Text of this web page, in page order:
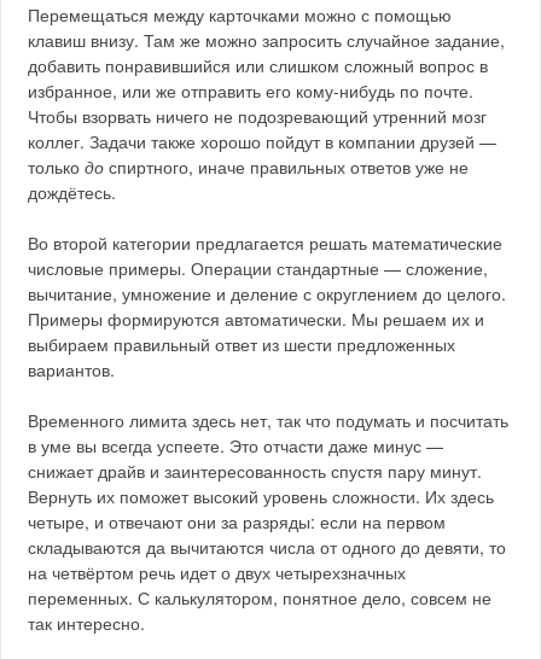
Перемещаться между карточками можно с помощью
клавиш внизу. Там же можно запросить случайное задание,
добавить понравившийся или слишком сложный вопрос в
избранное, или же отправить его кому-нибудь по почте.
Чтобы взорвать ничего не подозревающий утренний мозг
коллег. Задачи также хорошо пойдут в компании друзей —
толькодо спиртного, иначе правильных ответов уже не
дождётесь.
Во второй категории предлагается решать математические
числовые примеры. Операции стандартные — сложение,
вычитание, умножение и деление с округлением до целого.
Примеры формируются автоматически. Мы решаем их и
выбираем правильный ответ из шести предложенных
вариантов.
Временного лимита здесь нет, так что подумать и посчитать
в уме вы всегда успеете. Это отчасти даже минус —
снижает драйв и заинтересованность спустя пару минут.
Вернуть их поможет высокий уровень сложности. Их здесь
четыре, и отвечают они за разряды: если на первом
складываются да вычитаются числа от одного до девяти, то
на четвёртом речь идет о двух четырехзначных
переменных. С калькулятором, понятное дело, совсем не
так интересно.